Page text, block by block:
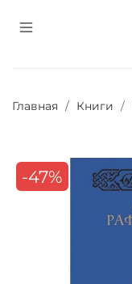
Главная Книги
-47%